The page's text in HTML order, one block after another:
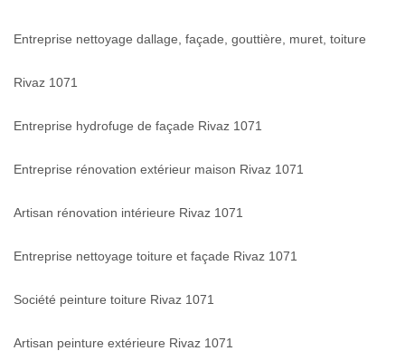
Entreprise nettoyage dallage, façade, gouttière, muret, toiture
Rivaz 1071
Entreprise hydrofuge de façade Rivaz 1071
Entreprise rénovation extérieur maison Rivaz 1071
Artisan rénovation intérieure Rivaz 1071
Entreprise nettoyage toiture et façade Rivaz 1071
Société peinture toiture Rivaz 1071
Artisan peinture extérieure Rivaz 1071